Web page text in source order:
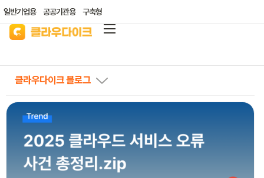
일반기업용 공공기관용 구축형
가격안내
산업별 솔루션
고객지원
클라우드 바우처
클라우다이크 블로그